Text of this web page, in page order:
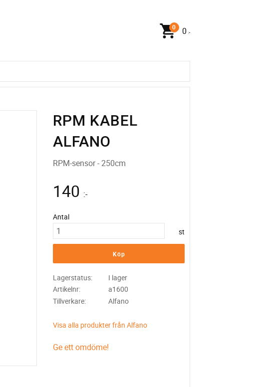
0 :-
RPM KABEL
ALFANO
RPM-sensor - 250cm
140 :-
Antal
st
Köp
Lagerstatus
I lager
Artikelnr
a1600
Tillverkare
Alfano
Visa alla produkter från Alfano
Ge ett omdöme!